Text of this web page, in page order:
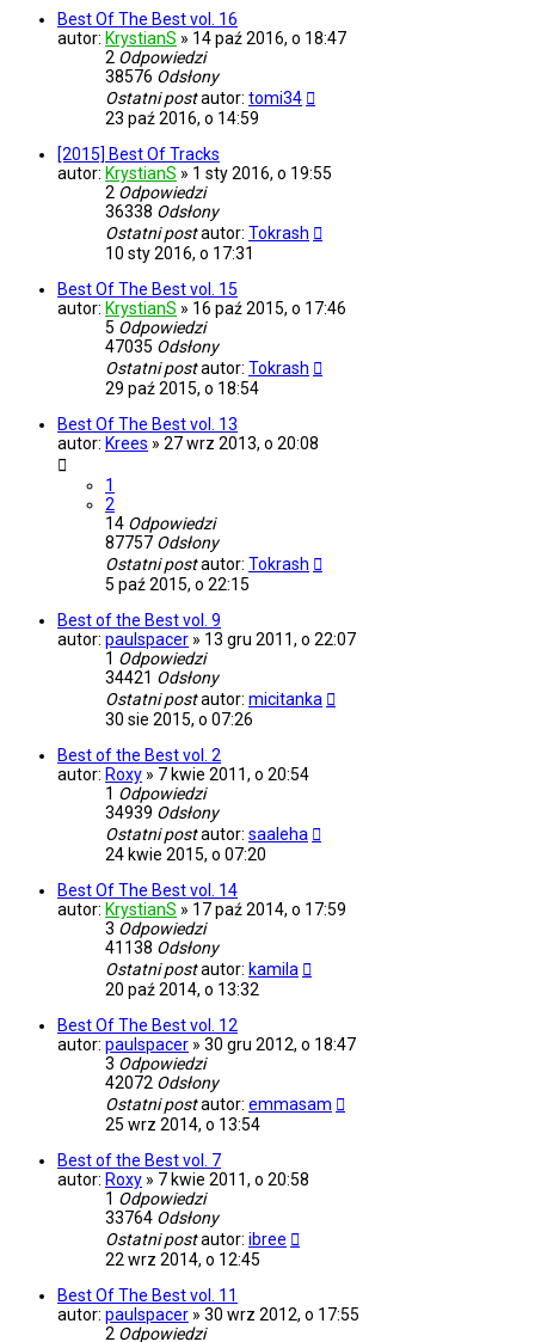
Best Of The Best vol. 16
autor: KrystianS » 14 paź 2016, o 18:47
2 Odpowiedzi
38576 Odsłony
Ostatni postautor: tomi34
23 paź 2016, o 14:59
[2015] Best Of Tracks
autor: KrystianS » 1 sty 2016, o 19:55
2 Odpowiedzi
36338 Odsłony
Ostatni postautor: Tokrash
10 sty 2016, o 17:31
Best Of The Best vol. 15
autor: KrystianS » 16 paź 2015, o 17:46
5 Odpowiedzi
47035 Odsłony
Ostatni postautor: Tokrash
29 paź 2015, o 18:54
Best Of The Best vol. 13
autor: Krees » 27 wrz 2013, o 20:08
1
2
14 Odpowiedzi
87757 Odsłony
Ostatni postautor: Tokrash
5 paź 2015, o 22:15
Best of the Best vol. 9
autor: paulspacer » 13 gru 2011, o 22:07
1 Odpowiedzi
34421 Odsłony
Ostatni postautor: micitanka
30 sie 2015, o 07:26
Best of the Best vol. 2
autor: Roxy » 7 kwie 2011, o 20:54
1 Odpowiedzi
34939 Odsłony
Ostatni postautor: saaleha
24 kwie 2015, o 07:20
Best Of The Best vol. 14
autor: KrystianS » 17 paź 2014, o 17:59
3 Odpowiedzi
41138 Odsłony
Ostatni postautor: kamila
20 paź 2014, o 13:32
Best Of The Best vol. 12
autor: paulspacer » 30 gru 2012, o 18:47
3 Odpowiedzi
42072 Odsłony
Ostatni postautor: emmasam
25 wrz 2014, o 13:54
Best of the Best vol. 7
autor: Roxy » 7 kwie 2011, o 20:58
1 Odpowiedzi
33764 Odsłony
Ostatni postautor: ibree
22 wrz 2014, o 12:45
Best Of The Best vol. 11
autor: paulspacer » 30 wrz 2012, o 17:55
2 Odpowiedzi